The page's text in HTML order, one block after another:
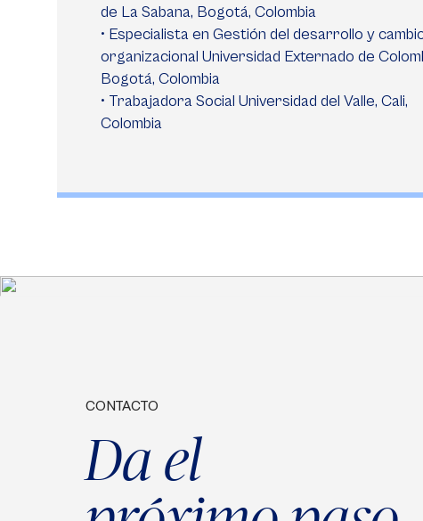
de La Sabana, Bogotá, Colombia
• Especialista en Gestión del desarrollo y
organizacional Universidad Externado de
Bogotá, Colombia
• Trabajadora Social Universidad del Valle, Cali,
Colombia
CONTACTO
Da el